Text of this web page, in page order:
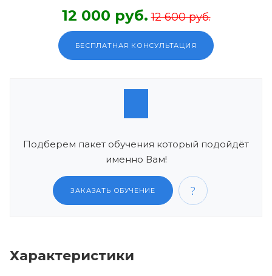
12 000 руб. 12 600 руб.
БЕСПЛАТНАЯ КОНСУЛЬТАЦИЯ
Подберем пакет обучения который подойдёт
именно Вам!
ЗАКАЗАТЬ ОБУЧЕНИЕ
Характеристики